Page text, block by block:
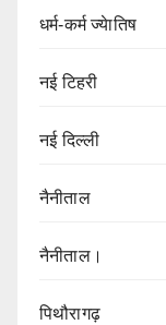
धर्म-कर्म ज्येातिष
नई टिहरी
नई दिल्ली
नैनीताल
नैनीताल।
पिथौरागढ़